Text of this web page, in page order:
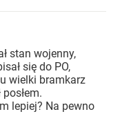
stan wojenny,
się do PO,
wielki bramkarz
lepiej? Na pewno